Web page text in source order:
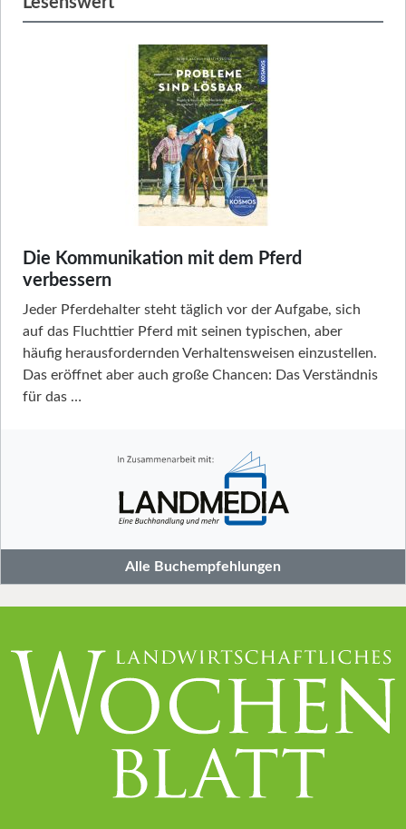
Die Kommunikation mit dem Pferd
verbessern
Jeder Pferdehalter steht täglich vor der Aufgabe, sich
auf das Fluchttier Pferd mit seinen typischen, aber
häufig herausfordernden Verhaltensweisen einzustellen.
Das eröffnet aber auch große Chancen: Das Verständnis
für das …
Alle Buchempfehlungen